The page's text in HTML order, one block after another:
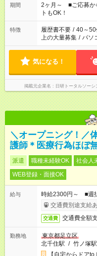
など、あなたのご希
ーク希望の方へ 今
のお仕事の勤務時間
ません
期間
2ヶ月～ ■ご応募か
トもOK！
特徴 履歴書不要 / 40～50
上の大量募集 / パソ
気になる！
掲載元企業名 日研トータルソー
＼オープニング！／
護師＊医療行為ほぼ
派遣 職種未経験OK 社会人
WEB登録・面接OK
給与
時給2300円～ ■週
交通費別途支給
交通費 交通費全額
勤務地
東京都足立区
北千住駅 / 竹ノ塚駅
【自宅からドア